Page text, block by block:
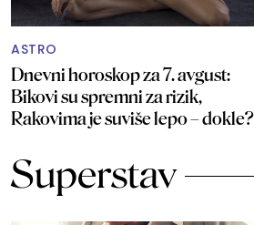
ASTRO
Dnevni horoskop za 7. avgust:
Bikovi su spremni za rizik,
Rakovima je suviše lepo – dokle?
Superstav